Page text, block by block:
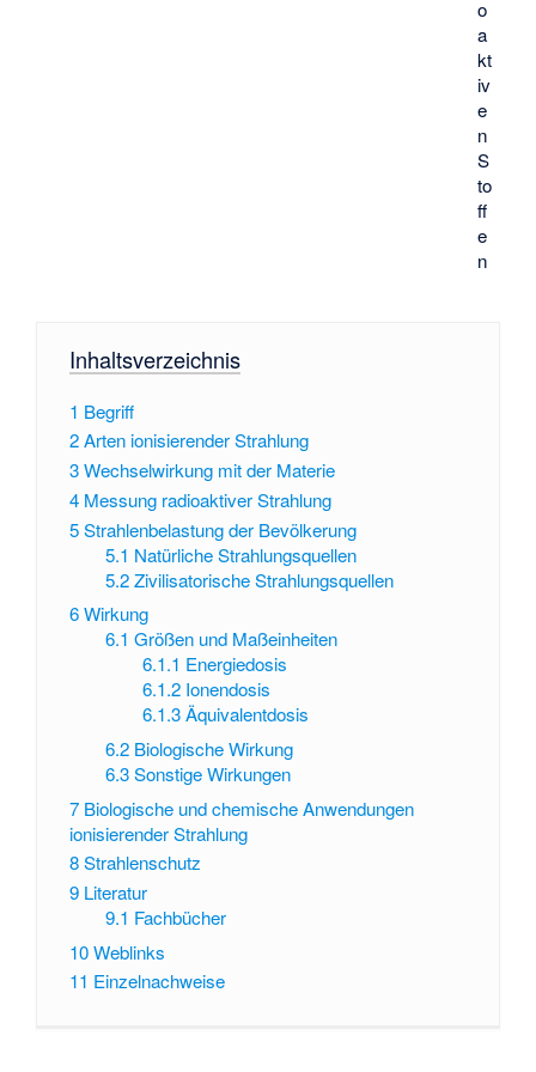
o
a
kt
iv
e
n
S
to
ff
e
n
Inhaltsverzeichnis
1 Begriff
2Arten ionisierender Strahlung
3Wechselwirkung mit der Materie
4 Messung radioaktiver Strahlung
5Strahlenbelastung der Bevölkerung
5.1 Natürliche Strahlungsquellen
5.2 Zivilisatorische Strahlungsquellen
6Wirkung
6.1 Größen und Maßeinheiten
6.1.1 Energiedosis
6.1.2 Ionendosis
6.1.3 Äquivalentdosis
6.2 Biologische Wirkung
6.3 Sonstige Wirkungen
7 Biologische und chemische Anwendungen
ionisierender Strahlung
8Strahlenschutz
9 Literatur
9.1 Fachbücher
10Weblinks
11 Einzelnachweise